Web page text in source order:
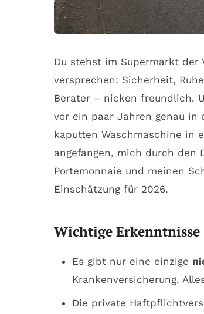
Du stehst im Supermarkt der
versprechen: Sicherheit,
Berater – nicken freundlich.
vor ein paar Jahren genau in
kaputten Waschmaschine in
angefangen, mich durch den
Portemonnaie und meinen
Einschätzung für 2026.
Wichtige Erkenntnisse
Es gibt nur eine einzige
Krankenversicherung.
Die private